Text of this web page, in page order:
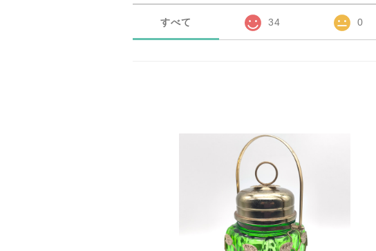
すべて 34 0